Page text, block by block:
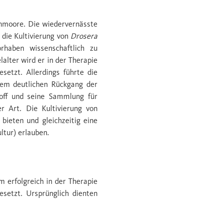
Die wiedervernässte
Kultivierung von Drosera
wissenschaftlich zu
wird er in der Therapie
Allerdings führte die
deutlichen Rückgang der
und seine Sammlung für
Art. Die Kultivierung von
und gleichzeitig eine
erlauben.
erfolgreich in der Therapie
Ursprünglich dienten